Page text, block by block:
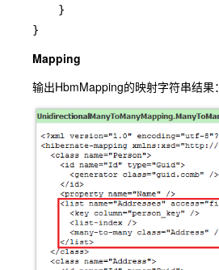
    }
}
Mapping
输出HbmMapping的映射字符串结果：